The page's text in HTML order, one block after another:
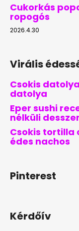
Cukorkás
ropogós
2026.4.30
Virális
Csokis
datolya
Eper sushi
nélküli
Csokis tortilla
édes nachos
Pinterest
Kérdőív